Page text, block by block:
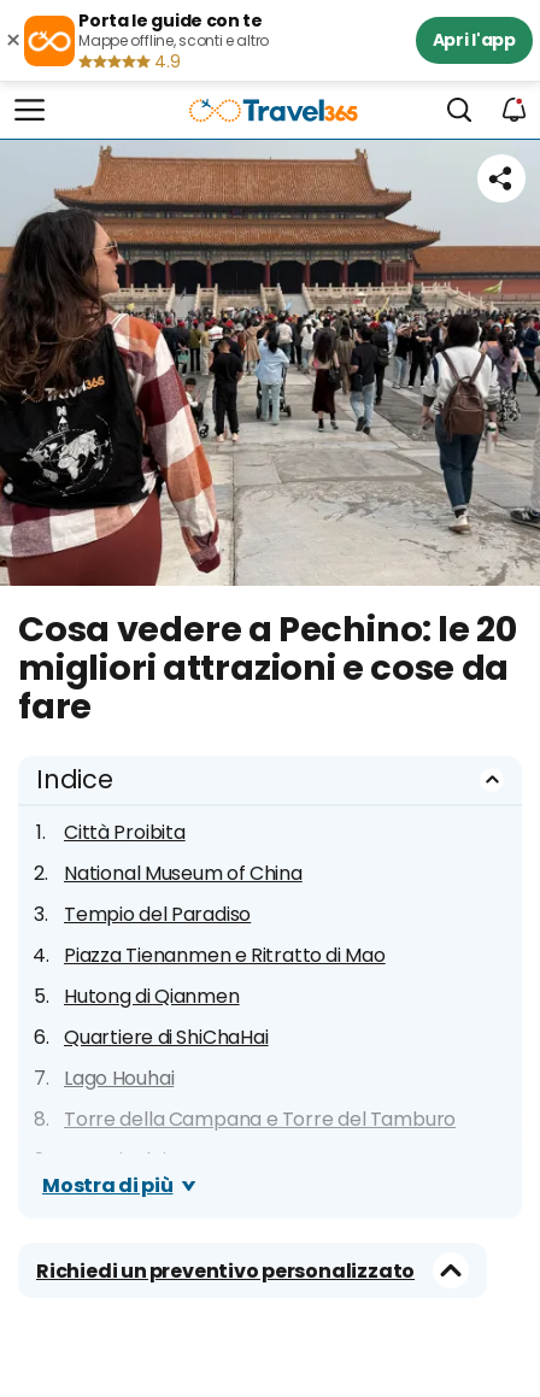
×
Porta le guide con te
Mappe offline, sconti e altro
4.9
Apri l'app
Cosa vedere a Pechino: le 20
migliori attrazioni e cose da
fare
Indice
Città Proibita
National Museum of China
Tempio del Paradiso
Piazza Tienanmen e Ritratto di Mao
Hutong di Qianmen
Quartiere di ShiChaHai
Lago Houhai
Torre della Campana e Torre del Tamburo
Tempio dei Lama
Tempio della Terra
Vecchio Palazzo d'Estate
Mostra di più
Richiedi un preventivo personalizzato